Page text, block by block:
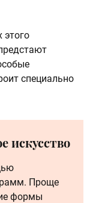
этого
специально
искусство
Проще
формы